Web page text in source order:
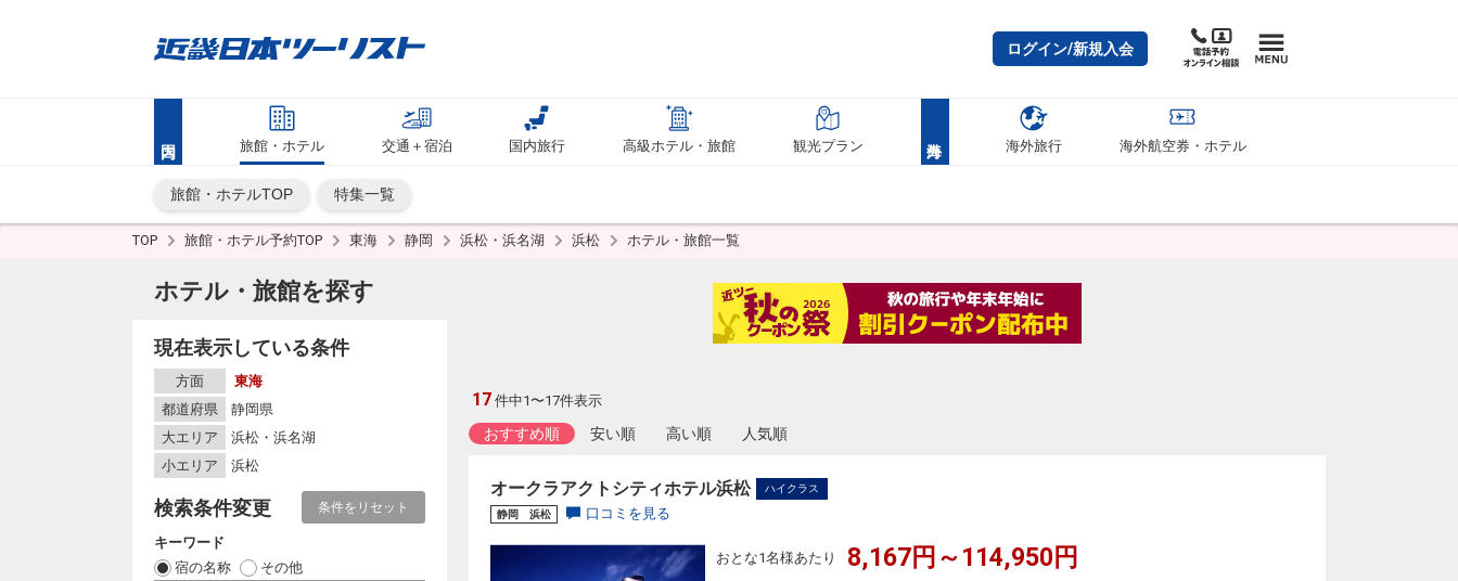
ログイン/新規入会
旅館・ホテル 交通＋宿泊 国内旅行 高級ホテル・旅館 観光プラン 海外旅行 海外航空券・ホテル
旅館・ホテルTOP 特集一覧
TOP 旅館・ホテル予約TOP 東海 静岡 浜松・浜名湖 浜松 ホテル・旅館一覧
ホテル・旅館を探す
現在表示している条件
方面
東海
都道府県
静岡県
大エリア
浜松・浜名湖
小エリア
浜松
検索条件変更 条件をリセット
キーワード
宿の名称
その他
17 件中1〜17件表示
おすすめ順 安い順 高い順 人気順
オークラアクトシティホテル浜松 ハイクラス
静岡 浜松 口コミを見る
おとな1名様あたり 8,167円～114,950円